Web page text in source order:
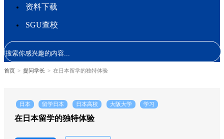
资料下载
SGU查校
首页 > 提问学长 > 在日本留学的独特体验
日本 留学日本 日本高校 大阪大学 学习
在日本留学的独特体验